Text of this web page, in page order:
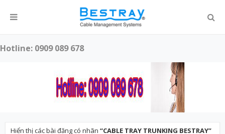
Hotline: 0909 089 678
Hiển thị các bài đăng có nhãn
CABLE TRAY TRUNKING BESTRAY